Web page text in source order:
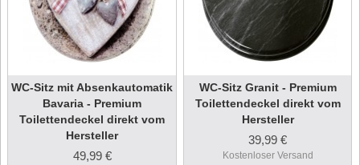
WC-Sitz mit Absenkautomatik
Bavaria - Premium
Toilettendeckel direkt vom
Hersteller
49,99 €
WC-Sitz Granit - Premium
Toilettendeckel direkt vom
Hersteller
39,99 €
Kostenloser Versand